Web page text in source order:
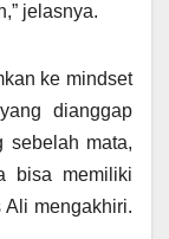
jelasnya.
ke mindset
dianggap
sebelah mata,
bisa memiliki
Ali mengakhiri.